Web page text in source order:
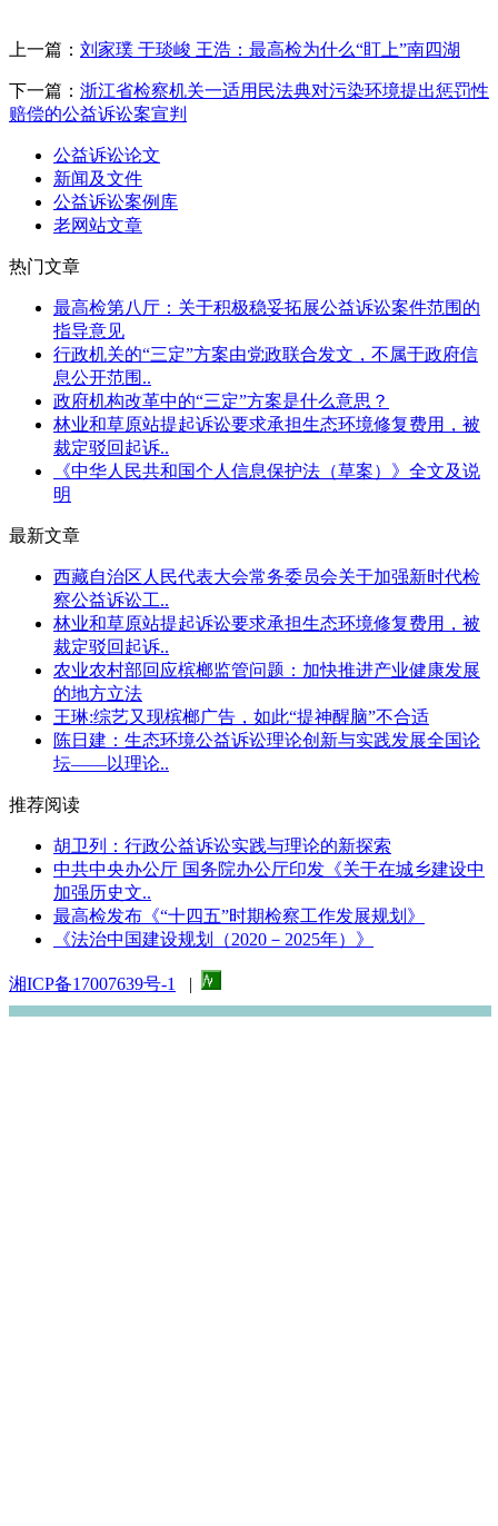
上一篇： 刘家璞 于琰峻 王浩：最高检为什么“盯上”南四湖
下一篇： 浙江省检察机关一适用民法典对污染环境提出惩罚性
赔偿的公益诉讼案宣判
公益诉讼论文
新闻及文件
公益诉讼案例库
老网站文章
热门文章
最高检第八厅：关于积极稳妥拓展公益诉讼案件范围的
指导意见
行政机关的“三定”方案由党政联合发文，不属于政府信
息公开范围..
政府机构改革中的“三定”方案是什么意思？
林业和草原站提起诉讼要求承担生态环境修复费用，被
裁定驳回起诉..
《中华人民共和国个人信息保护法（草案）》全文及说
明
最新文章
西藏自治区人民代表大会常务委员会关于加强新时代检
察公益诉讼工..
林业和草原站提起诉讼要求承担生态环境修复费用，被
裁定驳回起诉..
农业农村部回应槟榔监管问题：加快推进产业健康发展
的地方立法
王琳:综艺又现槟榔广告，如此“提神醒脑”不合适
陈日建：生态环境公益诉讼理论创新与实践发展全国论
坛——以理论..
推荐阅读
胡卫列：行政公益诉讼实践与理论的新探索
中共中央办公厅 国务院办公厅印发《关于在城乡建设中
加强历史文..
最高检发布《“十四五”时期检察工作发展规划》
《法治中国建设规划（2020－2025年）》
湘ICP备17007639号-1 |